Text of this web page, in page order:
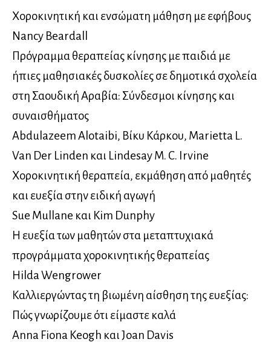
Χοροκινητική και ενσώματη μάθηση με εφήβους
Nancy Beardall
Πρόγραμμα θεραπείας κίνησης με παιδιά με
ήπιες μαθησιακές δυσκολίες σε δημοτικά σχολεία
στη Σαουδική Αραβία: Σύνδεσμοι κίνησης και
συναισθήματος
Abdulazeem Alotaibi, Βίκυ Κάρκου, Marietta L.
Van Der Linden και Lindesay M. C. Irvine
Χοροκινητική θεραπεία, εκμάθηση από μαθητές
και ευεξία στην ειδική αγωγή
Sue Mullane και Kim Dunphy
Η ευεξία των μαθητών στα μεταπτυχιακά
προγράμματα χοροκινητικής θεραπείας
Hilda Wengrower
Καλλιεργώντας τη βιωμένη αίσθηση της ευεξίας:
Πώς γνωρίζουμε ότι είμαστε καλά
Anna Fiona Keogh και Joan Davis